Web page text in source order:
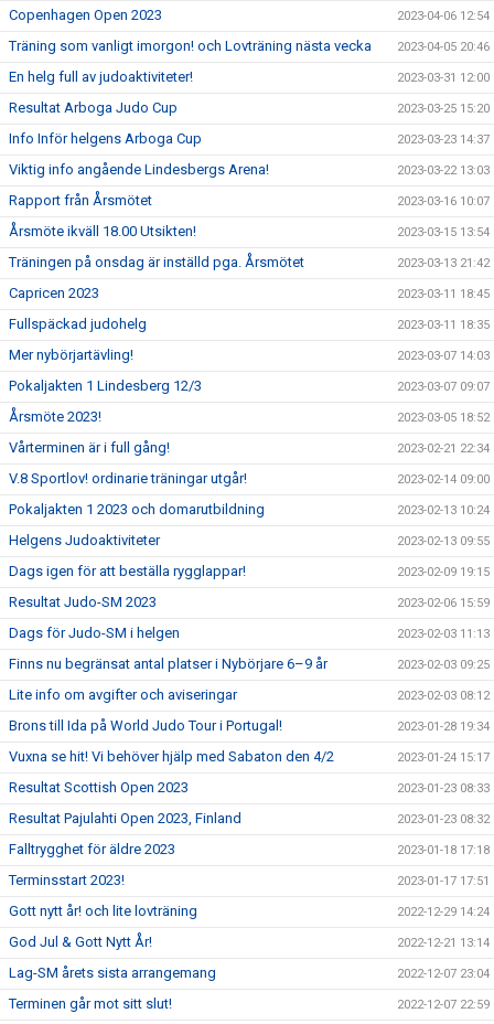
Copenhagen Open 2023 2023-04-06 12:54
Träning som vanligt imorgon! och Lovträning nästa vecka 2023-04-05 20:46
En helg full av judoaktiviteter! 2023-03-31 12:00
Resultat Arboga Judo Cup 2023-03-25 15:20
Info Inför helgens Arboga Cup 2023-03-23 14:37
Viktig info angående Lindesbergs Arena! 2023-03-22 13:03
Rapport från Årsmötet 2023-03-16 10:07
Årsmöte ikväll 18.00 Utsikten! 2023-03-15 13:54
Träningen på onsdag är inställd pga. Årsmötet 2023-03-13 21:42
Capricen 2023 2023-03-11 18:45
Fullspäckad judohelg 2023-03-11 18:35
Mer nybörjartävling! 2023-03-07 14:03
Pokaljakten 1 Lindesberg 12/3 2023-03-07 09:07
Årsmöte 2023! 2023-03-05 18:52
Vårterminen är i full gång! 2023-02-21 22:34
V.8 Sportlov! ordinarie träningar utgår! 2023-02-14 09:00
Pokaljakten 1 2023 och domarutbildning 2023-02-13 10:24
Helgens Judoaktiviteter 2023-02-13 09:55
Dags igen för att beställa rygglappar! 2023-02-09 19:15
Resultat Judo-SM 2023 2023-02-06 15:59
Dags för Judo-SM i helgen 2023-02-03 11:13
Finns nu begränsat antal platser i Nybörjare 6–9 år 2023-02-03 09:25
Lite info om avgifter och aviseringar 2023-02-03 08:12
Brons till Ida på World Judo Tour i Portugal! 2023-01-28 19:34
Vuxna se hit! Vi behöver hjälp med Sabaton den 4/2 2023-01-24 15:17
Resultat Scottish Open 2023 2023-01-23 08:33
Resultat Pajulahti Open 2023, Finland 2023-01-23 08:32
Falltrygghet för äldre 2023 2023-01-18 17:18
Terminsstart 2023! 2023-01-17 17:51
Gott nytt år! och lite lovträning 2022-12-29 14:24
God Jul & Gott Nytt År! 2022-12-21 13:14
Lag-SM årets sista arrangemang 2022-12-07 23:04
Terminen går mot sitt slut! 2022-12-07 22:59